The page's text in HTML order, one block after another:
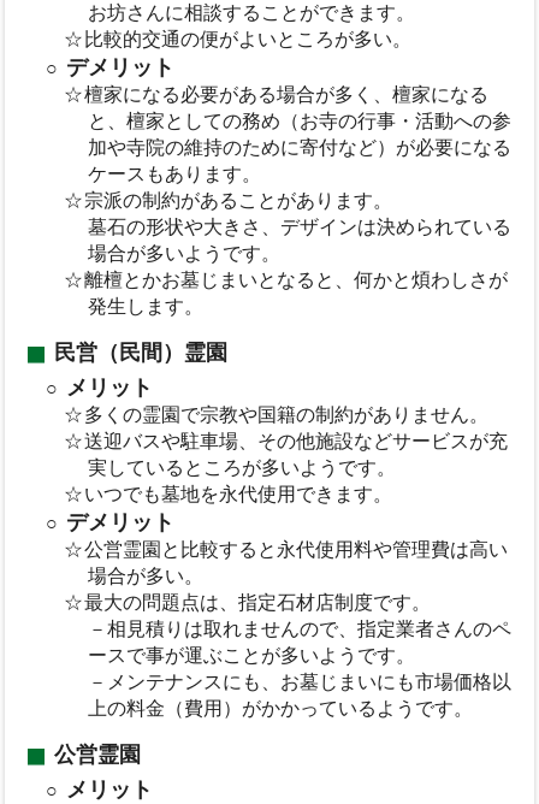
お坊さんに相談することができます。
比較的交通の便がよいところが多い。
デメリット
檀家になる必要がある場合が多く、檀家になる
と、檀家としての務め（お寺の行事・活動への参
加や寺院の維持のために寄付など）が必要になる
ケースもあります。
宗派の制約があることがあります。
墓石の形状や大きさ、デザインは決められている
場合が多いようです。
離檀とかお墓じまいとなると、何かと煩わしさが
発生します。
民営（民間）霊園
メリット
多くの霊園で宗教や国籍の制約がありません。
送迎バスや駐車場、その他施設などサービスが充
実しているところが多いようです。
いつでも墓地を永代使用できます。
デメリット
公営霊園と比較すると永代使用料や管理費は高い
場合が多い。
最大の問題点は、指定石材店制度です。
－相見積りは取れませんので、指定業者さんのペ
ースで事が運ぶことが多いようです。
－メンテナンスにも、お墓じまいにも市場価格以
上の料金（費用）がかかっているようです。
公営霊園
メリット